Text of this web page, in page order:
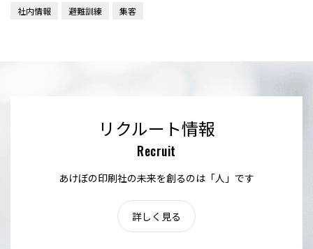
社内情報 避難訓練 集客
リクルート情報
Recruit
あけぼの印刷社の未来を創るのは「人」です
詳しく見る